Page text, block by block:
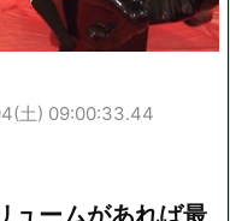
土) 09:00:33.44
ュームがあれば最